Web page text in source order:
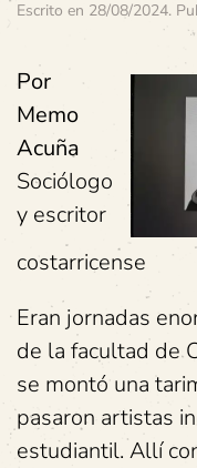
Escrito en 28/08/2024.
Por
Memo
Acuña
Sociólogo
y escritor
costarricense
Eran jornadas
de la facultad de
se montó una
pasaron artistas
estudiantil. Allí